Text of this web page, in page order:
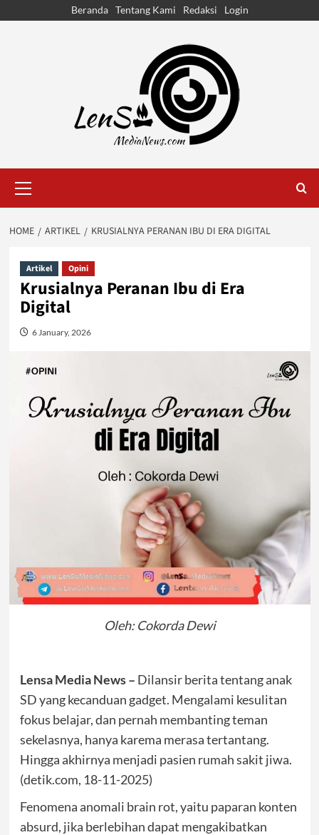
Beranda Tentang Kami Redaksi Login
Menu
HOME ARTIKEL KRUSIALNYA PERANAN IBU DI ERA DIGITAL
Artikel Opini
Krusialnya Peranan Ibu di Era
Digital
6 January, 2026
Oleh: Cokorda Dewi
Lensa Media News – Dilansir berita tentang anak
SD yang kecanduan gadget. Mengalami kesulitan
fokus belajar, dan pernah membanting teman
sekelasnya, hanya karema merasa tertantang.
Hingga akhirnya menjadi pasien rumah sakit jiwa.
(detik.com, 18-11-2025)
Fenomena anomali brain rot, yaitu paparan konten
absurd, jika berlebihan dapat mengakibatkan